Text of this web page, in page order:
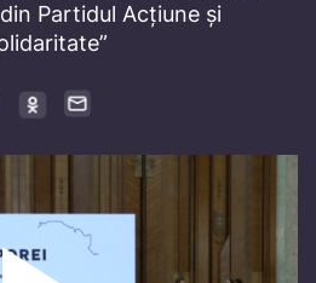
Partidul Acțiune și